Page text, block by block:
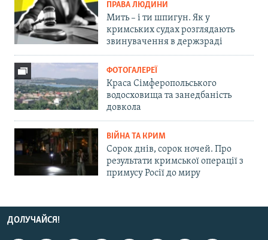
ПРАВА ЛЮДИНИ
Мить – і ти шпигун. Як у
кримських судах розглядають
звинувачення в держзраді
ФОТОГАЛЕРЕЇ
Краса Сімферопольського
водосховища та занедбаність
довкола
ВІЙНА ТА КРИМ
Сорок днів, сорок ночей. Про
результати кримської операції з
примусу Росії до миру
ДОЛУЧАЙСЯ!